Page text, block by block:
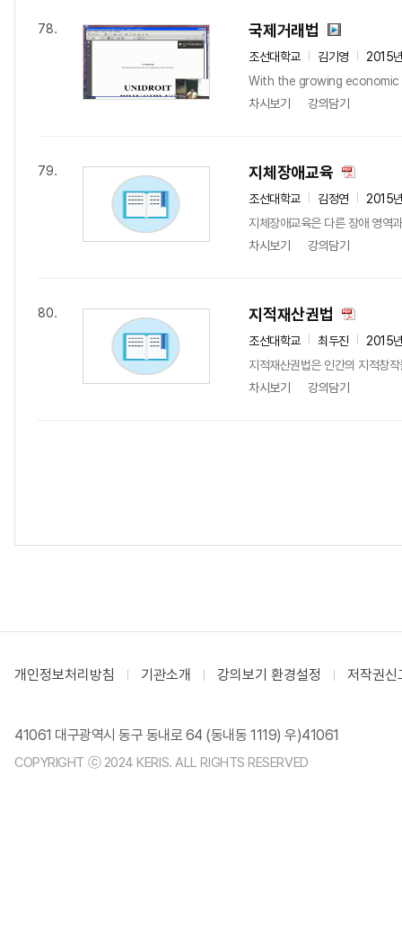
78. 국제거래법
조선대학교 김기영
2015
With the growing
차시보기
강의담기
79. 지체장애교육
조선대학교 김정연
2015
지체장애교육은 다른 장애 영역
차시보기
강의담기
80. 지적재산권법
조선대학교 최두진
2015
지적재산권법은 인간의 지적창
차시보기
강의담기
개인정보처리방침 기관소개 강의보기 환경설정 저작권신
41061 대구광역시 동구 동내로 64 (동내동 1119) 우)41061
COPYRIGHT ⓒ 2024 KERIS. ALL RIGHTS RESERVED